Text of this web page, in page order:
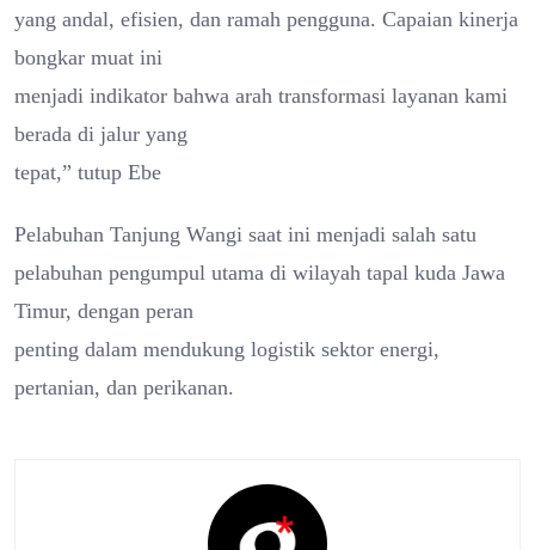
yang andal, efisien, dan ramah pengguna. Capaian kinerja
bongkar muat ini
menjadi indikator bahwa arah transformasi layanan kami
berada di jalur yang
tepat,” tutup Ebe
Pelabuhan Tanjung Wangi saat ini menjadi salah satu
pelabuhan pengumpul utama di wilayah tapal kuda Jawa
Timur, dengan peran
penting dalam mendukung logistik sektor energi,
pertanian, dan perikanan.